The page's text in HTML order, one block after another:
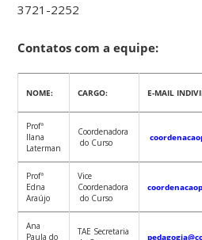
3721-2252
Contatos com a equipe:
NOME: CARGO: E-MAIL
Profª
Ilana
Laterman
Coordenadora
do Curso
Profª
Edna
Araújo
Vice
Coordenadora
do Curso
Ana
Paula do
TAE Secretaria